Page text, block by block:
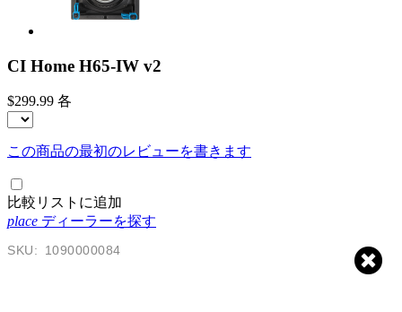
CI Home H65-IW v2
$299.99 各
この商品の最初のレビューを書きます
比較リストに追加
place ディーラーを探す
SKU: 1090000084